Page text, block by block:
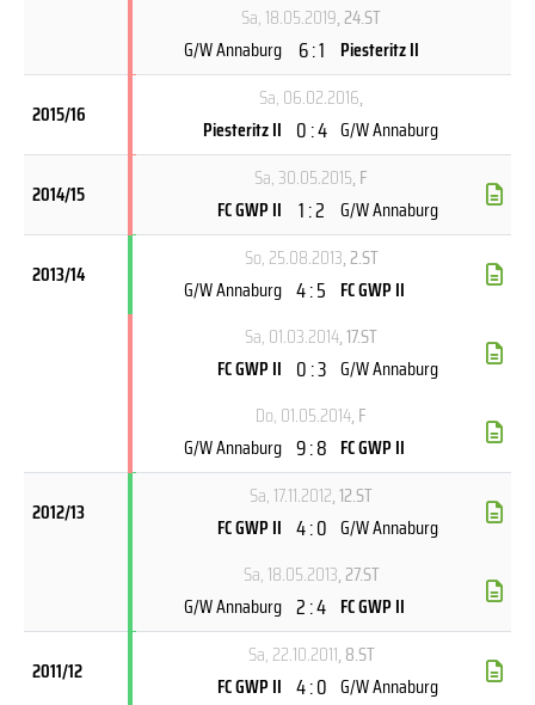
Sa, 18.05.2019, 24.ST
G/W Annaburg 6 : 1 Piesteritz II
2015/16
Sa, 06.02.2016,
Piesteritz II 0 : 4 G/W Annaburg
2014/15
Sa, 30.05.2015, F
FC GWP II 1 : 2 G/W Annaburg
2013/14
So, 25.08.2013, 2.ST
G/W Annaburg 4 : 5 FC GWP II
Sa, 01.03.2014, 17.ST
FC GWP II 0 : 3 G/W Annaburg
Do, 01.05.2014, F
G/W Annaburg 9 : 8 FC GWP II
2012/13
Sa, 17.11.2012, 12.ST
FC GWP II 4 : 0 G/W Annaburg
Sa, 18.05.2013, 27.ST
G/W Annaburg 2 : 4 FC GWP II
2011/12
Sa, 22.10.2011, 8.ST
FC GWP II 4 : 0 G/W Annaburg